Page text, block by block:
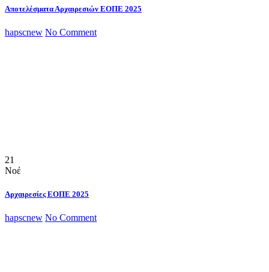
Αποτελέσματα Αρχαιρεσιών ΕΟΠΕ 2025
hapscnew No Comment
21
Νοέ
Αρχαιρεσίες ΕΟΠΕ 2025
hapscnew No Comment